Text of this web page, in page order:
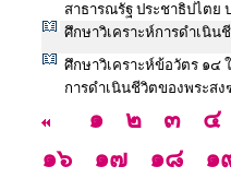
สาธารณรัฐ ประชาธิปไตย
ศึกษาวิเคราะห์การดำเนิ
ศึกษาวิเคราะห์ข้อวัตร ๑๔
การดำเนินชีวิตของพระส
๑ ๒ ๓
๔
๑๖
๑๗ ๑๘
๑